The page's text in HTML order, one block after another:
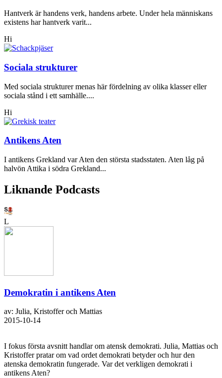
Hantverk är handens verk, handens arbete. Under hela människans
existens har hantverk varit...
Hi
Sociala strukturer
Med sociala strukturer menas här fördelning av olika klasser eller
sociala stånd i ett samhälle....
Hi
Antikens Aten
I antikens Grekland var Aten den största stadsstaten. Aten låg på
halvön Attika i södra Grekland...
Liknande Podcasts
L
Demokratin i antikens Aten
av: Julia, Kristoffer och Mattias
2015-10-14
I fokus första avsnitt handlar om atensk demokrati. Julia, Mattias och
Kristoffer pratar om vad ordet demokrati betyder och hur den
atenska demokratin fungerade. Var det verkligen demokrati i
antikens Aten?